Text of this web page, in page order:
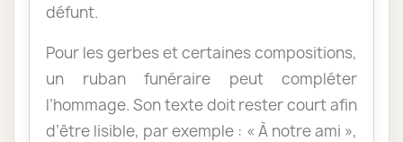
défunt.
Pour les gerbes et certaines compositions,
un ruban funéraire peut compléter
l’hommage. Son texte doit rester court afin
d’être lisible, par exemple : « À notre ami »,